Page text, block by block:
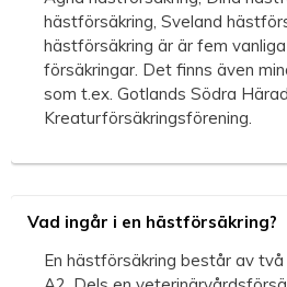
hästförsäkring, Sveland
hästförsäkring är är fem
försäkringar. Det finns även
som t.ex. Gotlands Södra
Kreaturförsäkringsförening.
Vad ingår i en hästförsäkring?
En hästförsäkring består av två